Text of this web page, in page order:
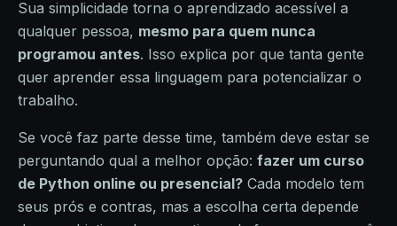
Sua simplicidade torna o aprendizado acessível a
qualquer pessoa, mesmo para quem nunca
programou antes. Isso explica por que tanta gente
quer aprender essa linguagem para potencializar o
trabalho.
Se você faz parte desse time, também deve estar se
perguntando qual a melhor opção: fazer um curso
de Python online ou presencial? Cada modelo tem
seus prós e contras, mas a escolha certa depende